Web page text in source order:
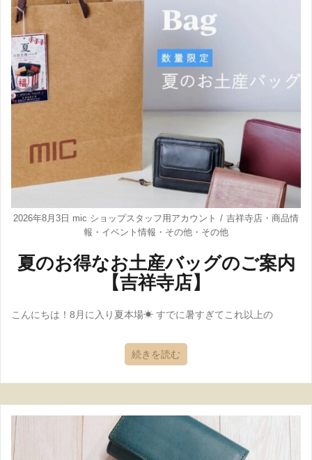
2026年8月3日 mic ショップスタッフ用アカウント 吉祥寺店 ・ 商品情
報 ・ イベント情報 ・ その他 ・ その他
夏のお得なお土産バッグのご案内
【吉祥寺店】
こんにちは！8月に入り夏本場☀ すでに暑すぎてこれ以上の
続きを読む